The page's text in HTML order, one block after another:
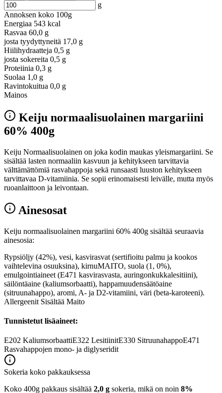
g
Annoksen koko 100g
Energiaa 543 kcal
Rasvaa 60,0 g
josta tyydyttyneitä 17,0 g
Hiilihydraatteja 0,5 g
josta sokereita 0,5 g
Proteiinia 0,3 g
Suolaa 1,0 g
Ravintokuitua 0,0 g
Mainos
Keiju normaalisuolainen margariini
60% 400g
Keiju Normaalisuolainen on joka kodin maukas yleismargariini. Se
sisältää lasten normaaliin kasvuun ja kehitykseen tarvittavia
välttämättömiä rasvahappoja sekä runsaasti luuston kehitykseen
tarvittavaa D-vitamiinia. Se sopii erinomaisesti leivälle, mutta myös
ruoanlaittoon ja leivontaan.
Ainesosat
Keiju normaalisuolainen margariini 60% 400g sisältää seuraavia
ainesosia:
Rypsiöljy (42%), vesi, kasvirasvat (sertifioitu palmu ja kookos
vaihtelevina osuuksina), kirnuMAITO, suola (1, 0%),
emulgointiaineet (E471 kasvirasvasta, auringonkukkalesitiini),
säilöntäaine (kaliumsorbaatti), happamuudensäätöaine
(sitruunahappo), aromi, A- ja D2-vitamiini, väri (beta-karoteeni).
Allergeenit Sisältää Maito
Tunnistetut lisäaineet:
E202 KaliumsorbaattiE322 LesitiinitE330 SitruunahappoE471
Rasvahappojen mono- ja diglyseridit
Sokeria koko pakkauksessa
Koko 400g pakkaus sisältää 2,0 g sokeria, mikä on noin 8%